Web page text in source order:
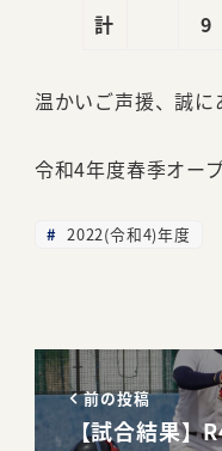
計 9
温かいご声援、誠に
令和4年度春季オー
2022(令和4)年度
前の投稿
【試合結果